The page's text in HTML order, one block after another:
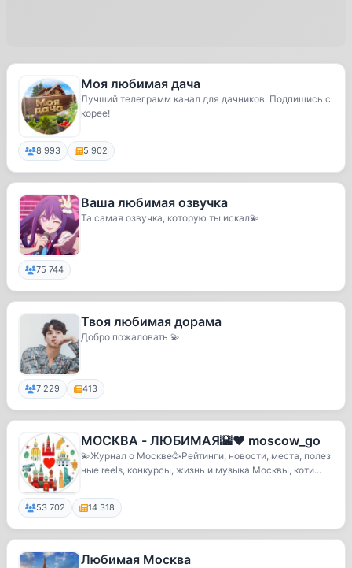
Моя любимая дача
Лучший телеграмм канал для дачников. Подпишись с
корее!
8 993 5 902
Ваша любимая озвучка
Та самая озвучка, которую ты искал💫
75 744
Твоя любимая дорама
Добро пожаловать 💫
7 229 413
МОСКВА - ЛЮБИМАЯ🌇❤️ moscow_go
💫Журнал о Москве🥳Рейтинги, новости, места, полез
ные reels, конкурсы, жизнь и музыка Москвы, коти...
53 702 14 318
Любимая Москва